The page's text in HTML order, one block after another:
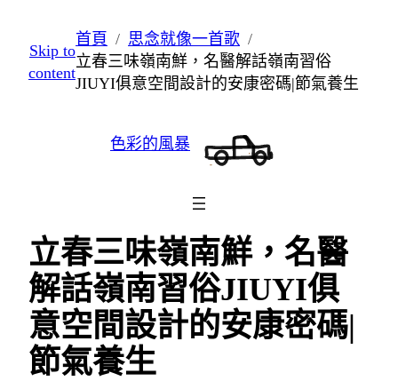
至
主
Skip to
content
首頁
思念就像一首歌
立春三味嶺南鮮，名醫解話嶺南習俗
JIUYI俱意空間設計的安康密碼|節氣養生
色彩的風暴
立春三味嶺南鮮，名醫
解話嶺南習俗JIUYI俱
意空間設計的安康密碼|
節氣養生